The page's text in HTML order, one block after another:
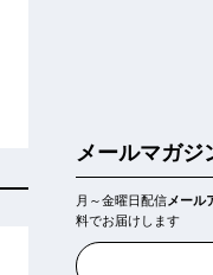
メールマガジ
月～金曜日配信メール
料でお届けします